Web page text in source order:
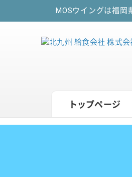
MOSウイングは福岡
トップページ